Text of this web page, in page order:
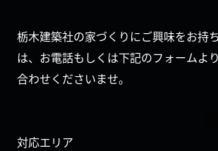
栃木建築社の家づくりにご興味をお持
は、お電話もしくは下記のフォームよ
合わせくださいませ。
対応エリア